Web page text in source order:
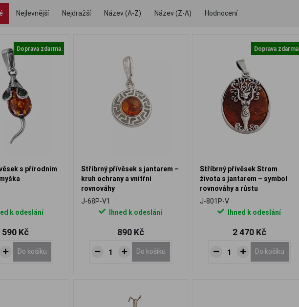
Nejlevnější Nejdražší Název (A-Z) Název (Z-A) Hodnocení
Doprava zdarma
s přírodním
k odeslání
590 Kč
Do košíku
Stříbrný přívěsek s jantarem –
kruh ochrany a vnitřní
rovnováhy
J-68P-V1
Ihned k odeslání
890 Kč
Do košíku
Doprava zdarma
Stříbrný přívěsek Strom
života s jantarem – symbol
rovnováhy a růstu
J-801P-V
Ihned k odeslání
2 470 Kč
Do košíku